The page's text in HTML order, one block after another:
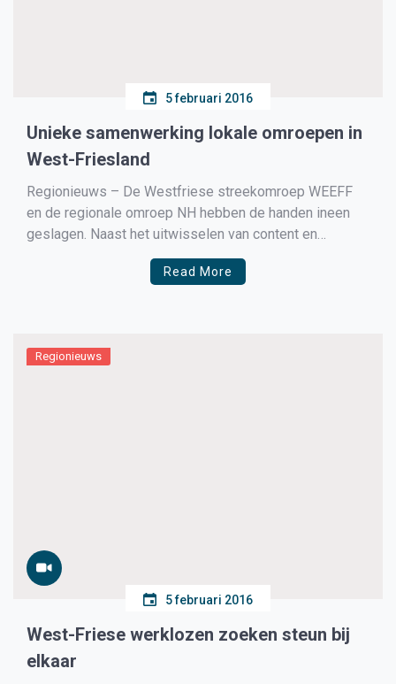
5 februari 2016
Unieke samenwerking lokale omroepen in
West-Friesland
Regionieuws – De Westfriese streekomroep WEEFF
en de regionale omroep NH hebben de handen ineen
geslagen. Naast het uitwisselen van content en
faciliteiten, gaat NH-verslaggever Maarten
Edelenbosch aan de slag als hoofdredacteur van de
Read More
Regionieuws
5 februari 2016
West-Friese werklozen zoeken steun bij
elkaar